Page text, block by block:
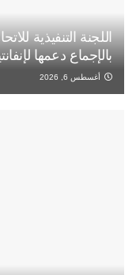
اللجنة التنفيذية
بالإجماع دعمها
أغسطس 6, 2026